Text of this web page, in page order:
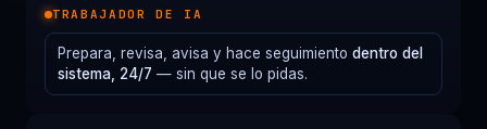
TRABAJADOR DE IA
Prepara, revisa, avisa y hace seguimiento dentro del
sistema, 24/7 — sin que se lo pidas.